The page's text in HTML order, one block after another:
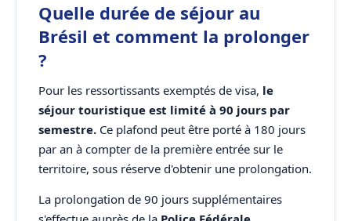
Quelle durée de séjour au
Brésil et comment la prolonger
?
Pour les ressortissants exemptés de visa, le
séjour touristique est limité à 90 jours par
semestre. Ce plafond peut être porté à 180 jours
par an à compter de la première entrée sur le
territoire, sous réserve d'obtenir une prolongation.
La prolongation de 90 jours supplémentaires